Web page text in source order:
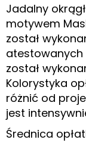
Jadalny
motywem
został
atestowanych
został
Kolorystyka
różnić od
jest
Średnica